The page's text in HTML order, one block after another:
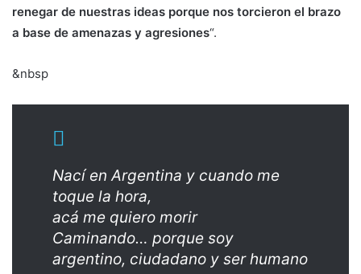
renegar de nuestras ideas porque nos torcieron el brazo
a base de amenazas y agresiones“.
&nbsp
Nací en Argentina y cuando me
toque la hora,
acá me quiero morir
Caminando… porque soy
argentino, ciudadano y ser humano